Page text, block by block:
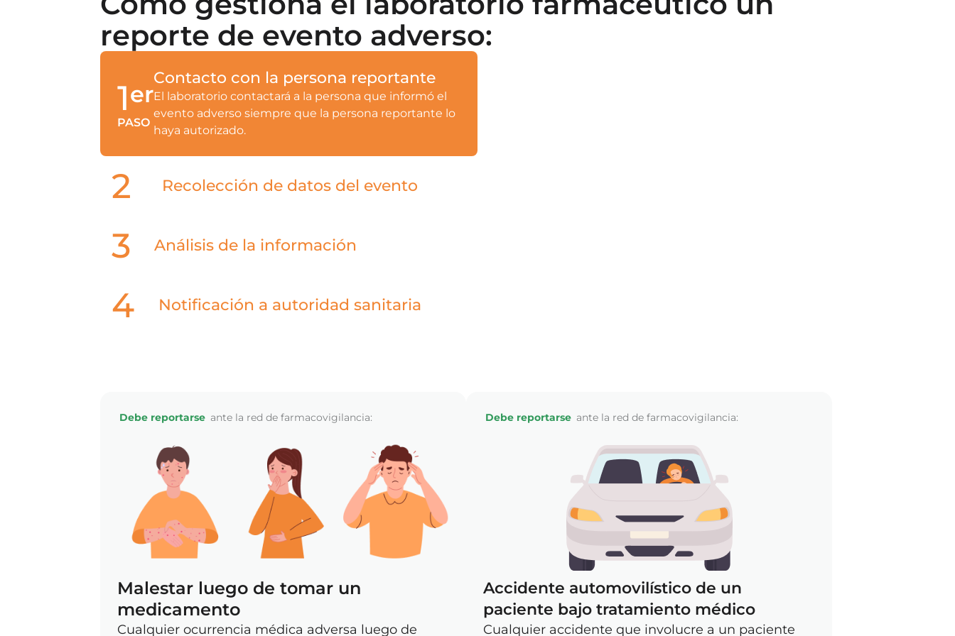
reporte de evento adverso:
1er
PASO
Contacto con la persona reportante
El laboratorio contactará a la persona que informó el
evento adverso siempre que la persona reportante lo
haya autorizado.
2 Recolección de datos del evento
3 Análisis de la información
4 Notificación a autoridad sanitaria
Debe reportarse ante la red de farmacovigilancia:
Malestar luego de tomar un
medicamento
Cualquier ocurrencia médica adversa luego de
Debe reportarse ante la red de farmacovigilancia:
Accidente automovilístico de un
paciente bajo tratamiento médico
Cualquier accidente que involucre a un paciente